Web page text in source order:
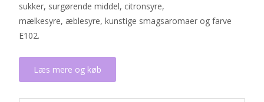
sukker, surgørende middel, citronsyre,
mælkesyre, æblesyre, kunstige smagsaromaer og farve
E102.
Læs mere og køb